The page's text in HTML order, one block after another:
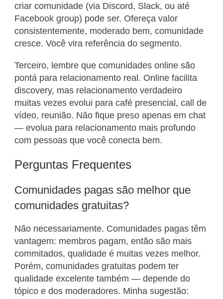
criar comunidade (via Discord, Slack, ou até
Facebook group) pode ser. Ofereça valor
consistentemente, moderado bem, comunidade
cresce. Você vira referência do segmento.
Terceiro, lembre que comunidades online são
pontá para relacionamento real. Online facilita
discovery, mas relacionamento verdadeiro
muitas vezes evolui para café presencial, call de
vídeo, reunião. Não fique preso apenas em chat
— evolua para relacionamento mais profundo
com pessoas que você conecta bem.
Perguntas Frequentes
Comunidades pagas são melhor que
comunidades gratuitas?
Não necessariamente. Comunidades pagas têm
vantagem: membros pagam, então são mais
commitados, qualidade é muitas vezes melhor.
Porém, comunidades gratuitas podem ter
qualidade excelente também — depende do
tópico e dos moderadores. Minha sugestão: